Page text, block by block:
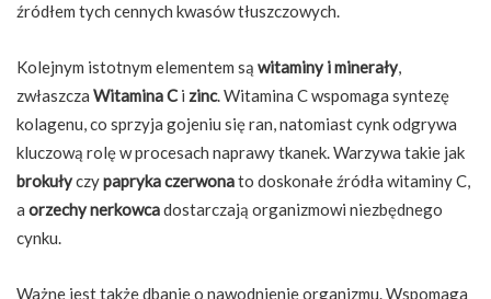
źródłem tych cennych kwasów tłuszczowych.
Kolejnym istotnym elementem są witaminy i minerały,
zwłaszcza Witamina C i zinc. Witamina C wspomaga syntezę
kolagenu, co sprzyja gojeniu się ran, natomiast cynk odgrywa
kluczową rolę w procesach naprawy tkanek. Warzywa takie jak
brokułyczypapryka czerwonato doskonałe źródła witaminy C,
a orzechy nerkowcadostarczają organizmowi niezbędnego
cynku.
Ważne jest także dbanie o nawodnienie organizmu. Wspomaga